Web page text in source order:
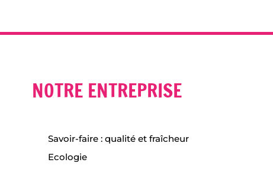
NOTRE ENTREPRISE
Savoir-faire : qualité et fraîcheur
Ecologie